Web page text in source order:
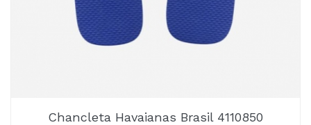
Chancleta Havaianas Brasil 4110850